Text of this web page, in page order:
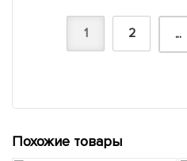
1 2 ...
Похожие товары